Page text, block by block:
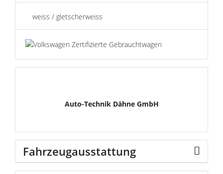
weiss / gletscherweiss
Auto-Technik Dähne GmbH
Fahrzeugausstattung